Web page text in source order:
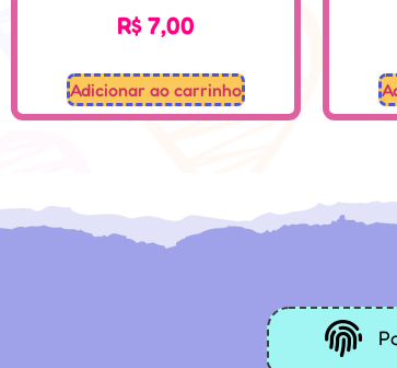
R$7,00
Adicionar ao carrinho